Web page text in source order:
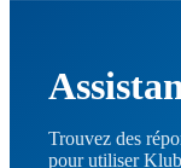
Trouvez des
pour utiliser